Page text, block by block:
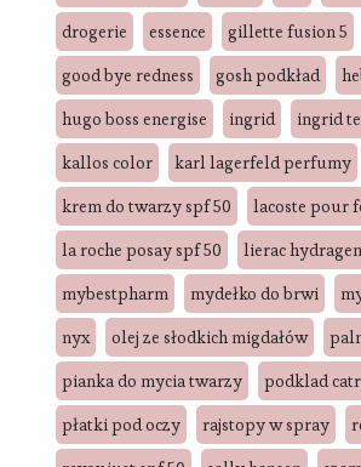
drogerie
essence
gillette fusion 5
good bye redness
gosh podkład
hugo boss energise
ingrid
ingrid
kallos color
karl lagerfeld perfumy
krem do twarzy spf 50
lacoste pour
la roche posay spf 50
lierac
mybestpharm
mydełko do brwi
nyx
olej ze słodkich migdałów
pianka do mycia twarzy
podklad
płatki pod oczy
rajstopy w spray